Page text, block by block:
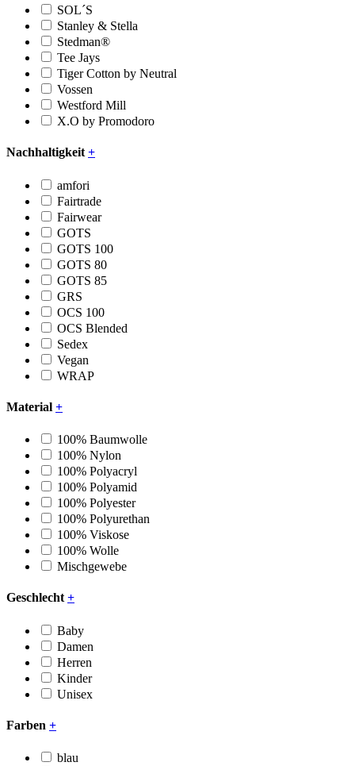
SOL´S
Stanley & Stella
Stedman®
Tee Jays
Tiger Cotton by Neutral
Vossen
Westford Mill
X.O by Promodoro
Nachhaltigkeit +
amfori
Fairtrade
Fairwear
GOTS
GOTS 100
GOTS 80
GOTS 85
GRS
OCS 100
OCS Blended
Sedex
Vegan
WRAP
Material +
100% Baumwolle
100% Nylon
100% Polyacryl
100% Polyamid
100% Polyester
100% Polyurethan
100% Viskose
100% Wolle
Mischgewebe
Geschlecht +
Baby
Damen
Herren
Kinder
Unisex
Farben +
blau